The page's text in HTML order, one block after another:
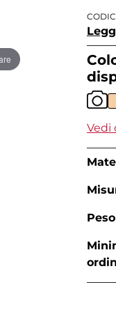
Vedi
Peso